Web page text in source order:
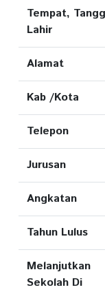
Tempat,
Lahir
Alamat
Kab /Kota
Telepon
Jurusan
Angkatan
Tahun Lulus
Melanjutkan
Sekolah Di